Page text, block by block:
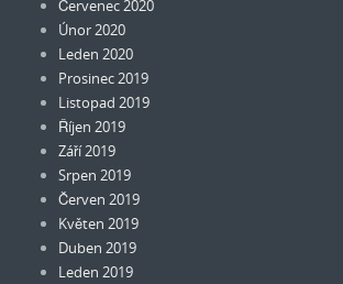
Červenec 2020
Únor 2020
Leden 2020
Prosinec 2019
Listopad 2019
Říjen 2019
Září 2019
Srpen 2019
Červen 2019
Květen 2019
Duben 2019
Leden 2019